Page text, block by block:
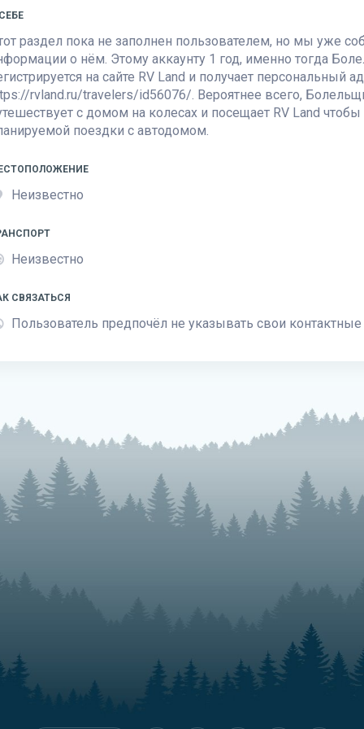
раздел пока не заполнен пользователем, но мы уже
о нём. Этому аккаунту 1 год, именно тогда
на сайте RV Land и получает персональный
rvland.ru/travelers/id56076/. Вероятнее всего,
с домом на колесах и посещает RV Land чтобы
поездки с автодомом.
Неизвестно
Неизвестно
СВЯЗАТЬСЯ
Пользователь предпочёл не указывать свои